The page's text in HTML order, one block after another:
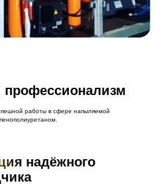
профессионализм
работы в сфере напыляемой
надёжного